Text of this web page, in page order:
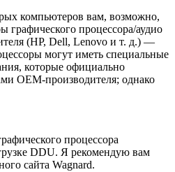
компьютеров вам, возможно,
графического процессора/аудио
(HP, Dell, Lenovo и т. д.) —
могут иметь специальные
которые официально
OEM-производителя; однако
процессора
DDU. Я рекомендую вам
сайта Wagnard.